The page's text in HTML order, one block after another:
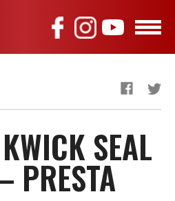
SEAL
PRESTA